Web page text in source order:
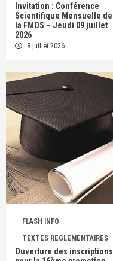
Invitation : Conférence
Scientifique Mensuelle de
la FMOS – Jeudi 09 juillet
2026
8 juillet 2026
FLASH INFO
TEXTES REGLEMENTAIRES
Ouverture des inscriptions